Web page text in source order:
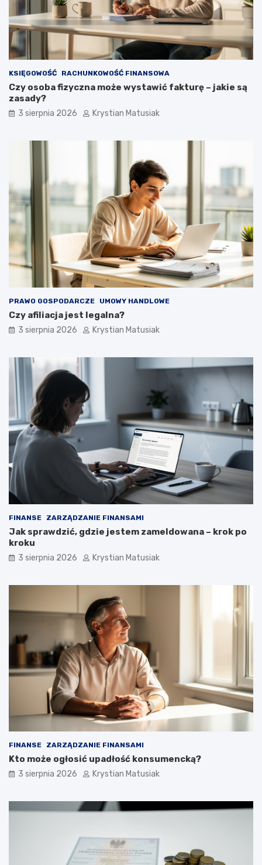
KSIĘGOWOŚĆ RACHUNKOWOŚĆ FINANSOWA
Czy osoba fizyczna może wystawić fakturę – jakie są
zasady?
3 sierpnia 2026 Krystian Matusiak
PRAWO GOSPODARCZE UMOWY HANDLOWE
Czy afiliacja jest legalna?
3 sierpnia 2026 Krystian Matusiak
FINANSE ZARZĄDZANIE FINANSAMI
Jak sprawdzić, gdzie jestem zameldowana – krok po
kroku
3 sierpnia 2026 Krystian Matusiak
FINANSE ZARZĄDZANIE FINANSAMI
Kto może ogłosić upadłość konsumencką?
3 sierpnia 2026 Krystian Matusiak